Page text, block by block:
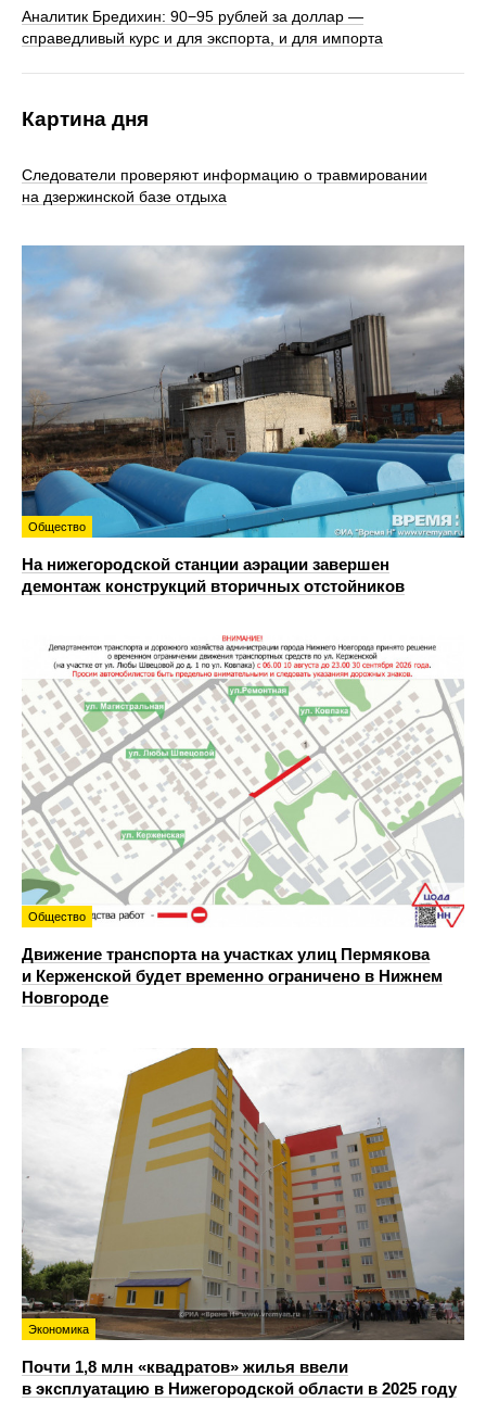
Аналитик Бредихин: 90−95 рублей за доллар —
справедливый курс и для экспорта, и для импорта
Картина дня
Следователи проверяют информацию о травмировании
на дзержинской базе отдыха
Общество
На нижегородской станции аэрации завершен
демонтаж конструкций вторичных отстойников
Общество
Движение транспорта на участках улиц Пермякова
и Керженской будет временно ограничено в Нижнем
Новгороде
Экономика
Почти 1,8 млн «квадратов» жилья ввели
в эксплуатацию в Нижегородской области в 2025 году